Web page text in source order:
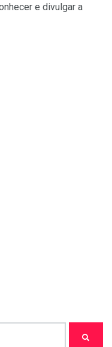
e divulgar a